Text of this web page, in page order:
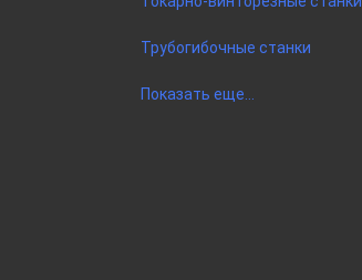
Трубогибочные станки
Показать еще...